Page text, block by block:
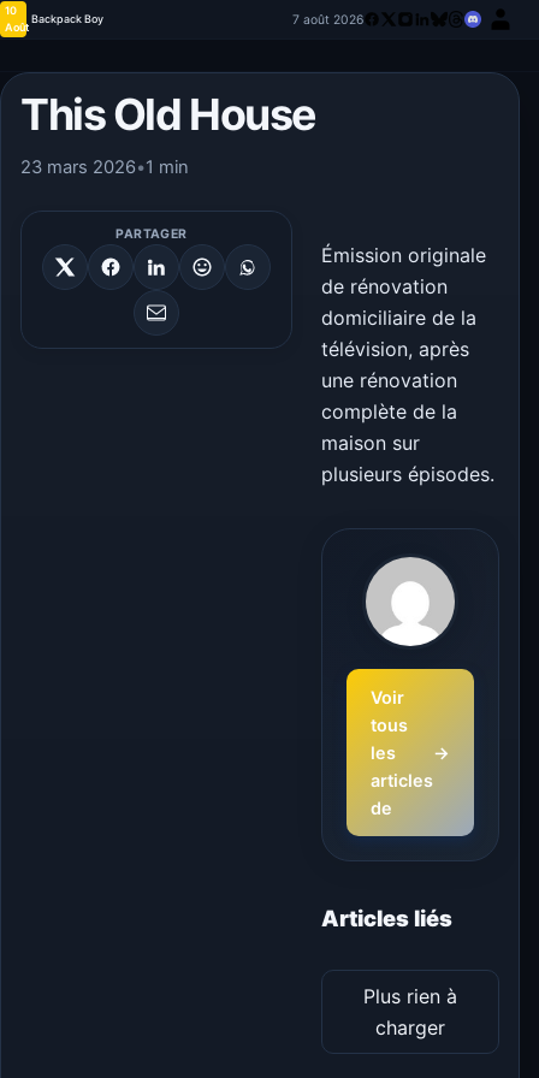
10
Août
Backpack Boy 7 août 2026
This Old House
23 mars 2026•1 min
PARTAGER
Émission originale
de rénovation
domiciliaire de la
télévision, après
une rénovation
complète de la
maison sur
plusieurs épisodes.
Voir
tous
les
articles
de
→
Articles liés
Plus rien à
charger